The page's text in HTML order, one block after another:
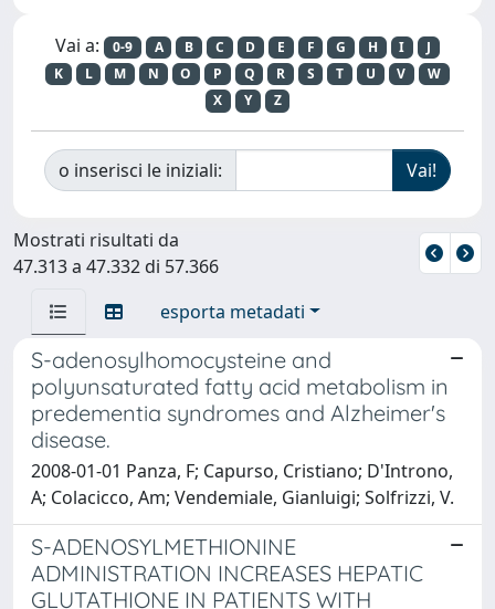
Vai a: 0-9 A B C D E F G H I
J
K
L M N O P Q R S T U V
W
X
Y Z
o inserisci le iniziali:
Mostrati risultati da
47.313 a 47.332 di 57.366
esporta metadati
S-adenosylhomocysteine and
polyunsaturated fatty acid metabolism in
predementia syndromes and Alzheimer's
disease.
2008-01-01 Panza, F; Capurso, Cristiano; D'Introno,
A; Colacicco, Am; Vendemiale, Gianluigi; Solfrizzi, V.
S-ADENOSYLMETHIONINE
ADMINISTRATION INCREASES HEPATIC
GLUTATHIONE IN PATIENTS WITH